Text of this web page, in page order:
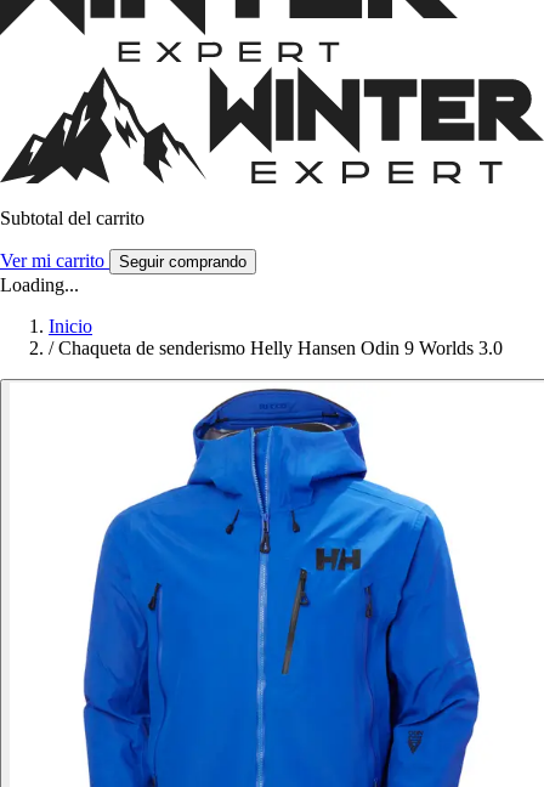
Subtotal del carrito
Ver mi carrito Seguir comprando
Loading...
Inicio
/ Chaqueta de senderismo Helly Hansen Odin 9 Worlds 3.0